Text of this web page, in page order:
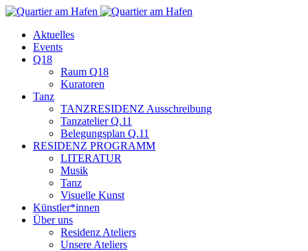
Aktuelles
Events
Q18
Raum Q18
Kuratoren
Tanz
TANZRESIDENZ Ausschreibung
Tanzatelier Q.11
Belegungsplan Q.11
RESIDENZ PROGRAMM
LITERATUR
Musik
Tanz
Visuelle Kunst
Künstler*innen
Über uns
Residenz Ateliers
Unsere Ateliers